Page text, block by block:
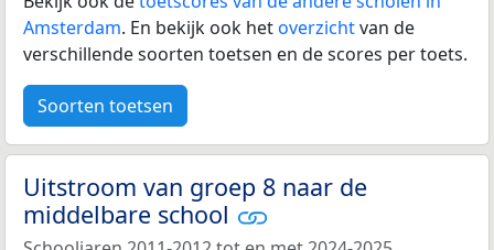
Amsterdam. En bekijk ook hetoverzichtvan de
verschillende soorten toetsen en de scores per toets.
Soorten toetsen
Uitstroom van groep 8 naar de
middelbare school